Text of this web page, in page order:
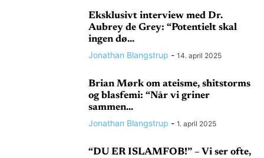
Eksklusivt interview med Dr.
Aubrey de Grey: “Potentielt skal
ingen dø...
Jonathan Blangstrup - 14. april 2025
Brian Mørk om ateisme, shitstorms
og blasfemi: “Når vi griner
sammen...
Jonathan Blangstrup - 1. april 2025
“DU ER ISLAMFOB!” – Vi ser ofte,